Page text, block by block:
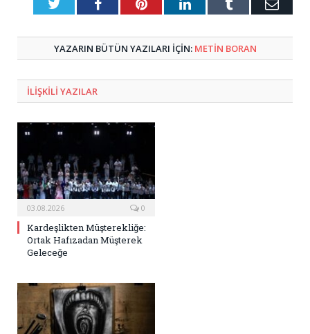
TwitterFacebookPinterestLinkedInTumblr E-
YAZARIN BÜTÜN YAZILARI IÇIN: METIN BORAN
ILIŞKILI YAZILAR
03.08.2026 0
Kardeşlikten Müşterekliğe:
Ortak Hafızadan Müşterek
Geleceğe